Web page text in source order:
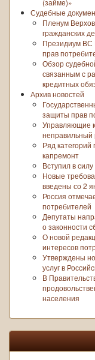
(займе)»
Судебные
Пленум
гражданских
Президиум ВС
прав
Обзор
связанным с
кредитных
Архив новостей
защиты прав
Управляющие
неправильный
Ряд
капремонт
Вступил в
Новые
введены со 2
Россия
потребителей
Депутаты
о законности
О новой
интересов
Утверждены
услуг в
В
населения